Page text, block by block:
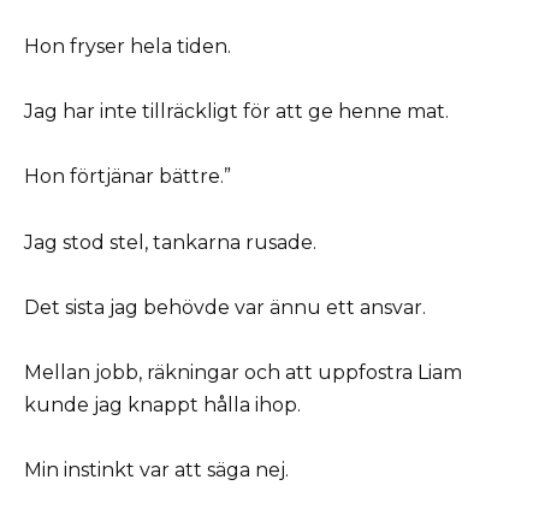
Hon fryser hela tiden.
Jag har inte tillräckligt för att ge henne mat.
Hon förtjänar bättre.”
Jag stod stel, tankarna rusade.
Det sista jag behövde var ännu ett ansvar.
Mellan jobb, räkningar och att uppfostra Liam
kunde jag knappt hålla ihop.
Min instinkt var att säga nej.